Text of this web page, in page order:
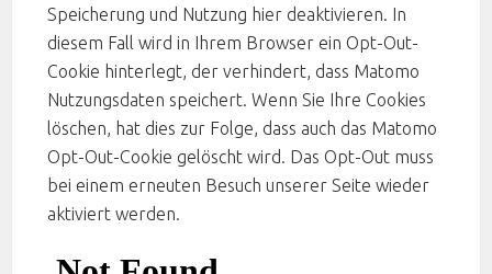
Speicherung und Nutzung hier deaktivieren. In
diesem Fall wird in Ihrem Browser ein Opt-Out-
Cookie hinterlegt, der verhindert, dass Matomo
Nutzungsdaten speichert. Wenn Sie Ihre Cookies
löschen, hat dies zur Folge, dass auch das Matomo
Opt-Out-Cookie gelöscht wird. Das Opt-Out muss
bei einem erneuten Besuch unserer Seite wieder
aktiviert werden.